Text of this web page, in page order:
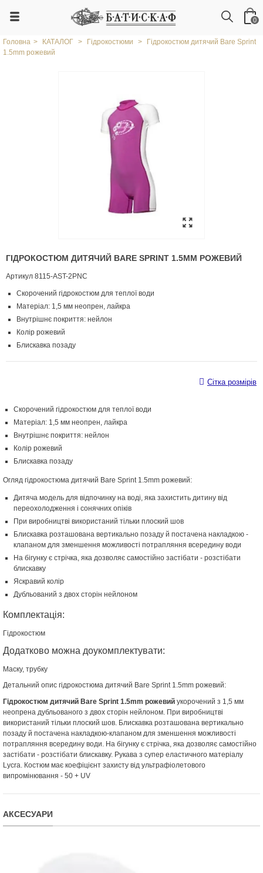
0
Головна > КАТАЛОГ > Гідрокостюми >
Гідрокостюм дитячий Bare Sprint
1.5mm рожевий
ГІДРОКОСТЮМ ДИТЯЧИЙ BARE SPRINT 1.5MM РОЖЕВИЙ
Артикул 8115-AST-2PNC
Скорочений гідрокостюм для теплої води
Матеріал: 1,5 мм неопрен, лайкра
Внутрішнє покриття: нейлон
Колір рожевий
Блискавка позаду
Сітка розмірів
Скорочений гідрокостюм для теплої води
Матеріал: 1,5 мм неопрен, лайкра
Внутрішнє покриття: нейлон
Колір рожевий
Блискавка позаду
Огляд гідрокостюма дитячий Bare Sprint 1.5mm рожевий:
Дитяча модель для відпочинку на воді, яка захистить дитину від
переохолодження і сонячних опіків
При виробництві використаний тільки плоский шов
Блискавка розташована вертикально позаду й постачена накладкою -
клапаном для зменшення можливості потрапляння всередину води
На бігунку є стрічка, яка дозволяє самостійно застібати - розстібати
блискавку
Яскравий колір
Дубльований з двох сторін нейлоном
Комплектація:
Гідрокостюм
Додатково можна доукомплектувати:
Маску, трубку
Детальний опис гідрокостюма дитячий Bare Sprint 1.5mm рожевий:
Гідрокостюм дитячий Bare Sprint 1.5mm рожевий укорочений з 1,5 мм
неопрена дубльованого з двох сторін нейлоном. При виробництві
використаний тільки плоский шов. Блискавка розташована вертикально
позаду й постачена накладкою-клапаном для зменшення можливості
потрапляння всередину води. На бігунку є стрічка, яка дозволяє самостійно
застібати - розстібати блискавку. Рукава з супер еластичного матеріалу
Lycra. Костюм має коефіцієнт захисту від ультрафіолетового
випромінювання - 50 + UV
АКСЕСУАРИ